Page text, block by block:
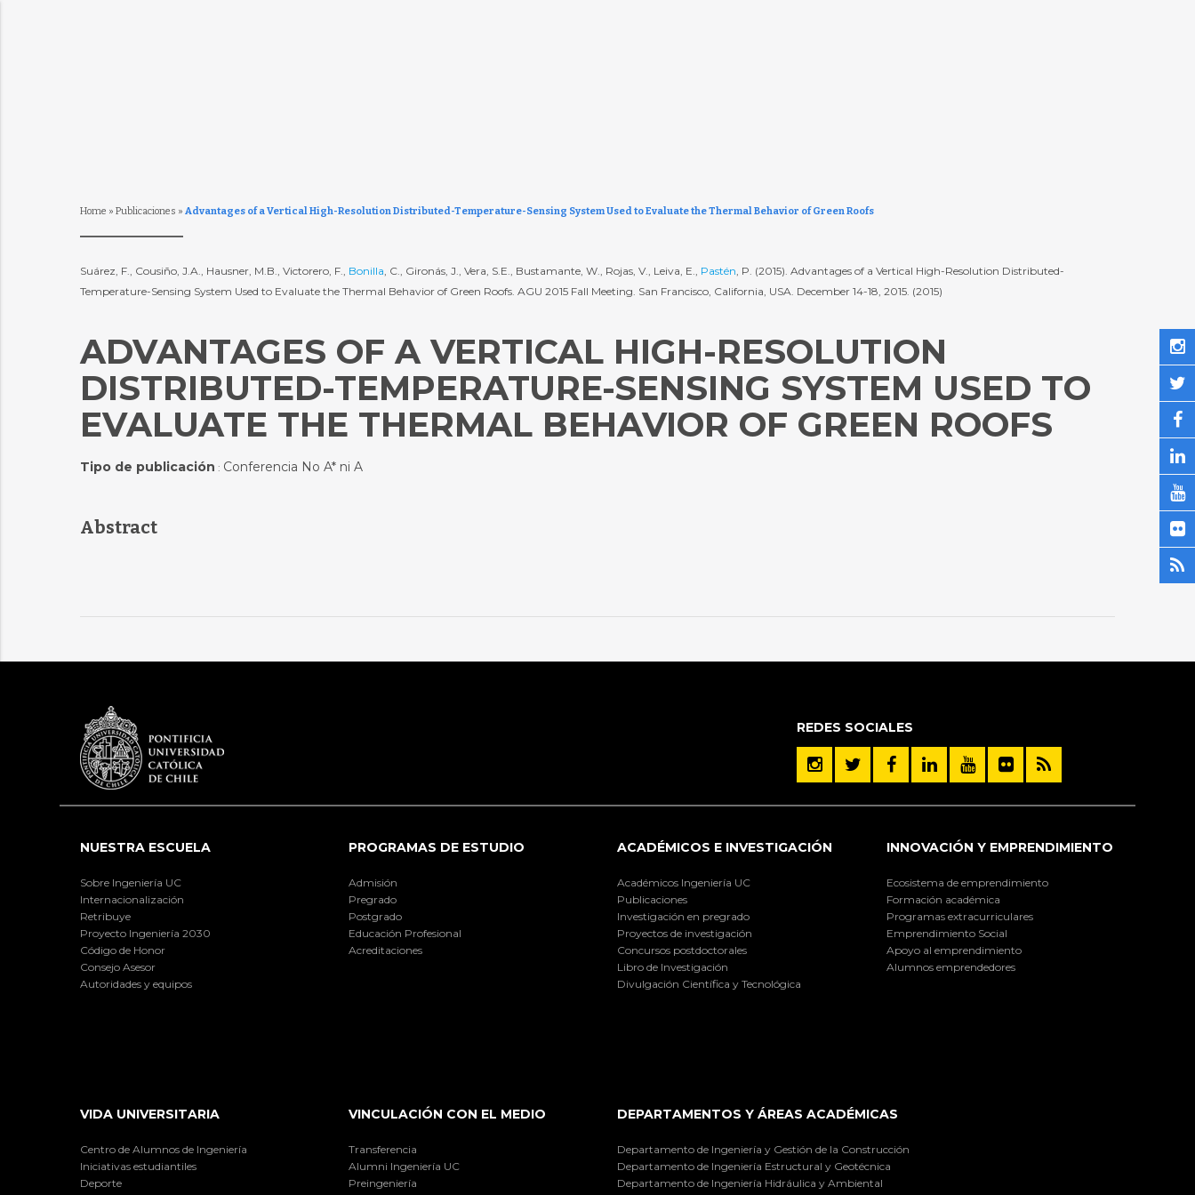
Home » Publicaciones » Advantages of a Vertical High-Resolution Distributed-Temperature-Sensing System Used to Evaluate the Thermal Behavior of Green Roofs
Suárez, F., Cousiño, J.A., Hausner, M.B., Victorero, F., Bonilla, C., Gironás, J., Vera, S.E., Bustamante, W., Rojas, V., Leiva, E., Pastén, P. (2015). Advantages of a Vertical High-Resolution Distributed-
Temperature-Sensing System Used to Evaluate the Thermal Behavior of Green Roofs. AGU 2015 Fall Meeting. San Francisco, California, USA. December 14-18, 2015. (2015)
ADVANTAGES OF A VERTICAL HIGH-RESOLUTION
DISTRIBUTED-TEMPERATURE-SENSING SYSTEM USED TO
EVALUATE THE THERMAL BEHAVIOR OF GREEN ROOFS
Tipo de publicación : Conferencia No A* ni A
Abstract
REDES SOCIALES
NUESTRA ESCUELA
Sobre Ingeniería UC
Internacionalización
Retribuye
Proyecto Ingeniería 2030
Código de Honor
Consejo Asesor
Autoridades y equipos
PROGRAMAS DE ESTUDIO
Admisión
Pregrado
Postgrado
Educación Profesional
Acreditaciones
ACADÉMICOS E INVESTIGACIÓN
Académicos Ingeniería UC
Publicaciones
Investigación en pregrado
Proyectos de investigación
Concursos postdoctorales
Libro de Investigación
Divulgación Científica y Tecnológica
INNOVACIÓN Y EMPRENDIMIENTO
Ecosistema de emprendimiento
Formación académica
Programas extracurriculares
Emprendimiento Social
Apoyo al emprendimiento
Alumnos emprendedores
VIDA UNIVERSITARIA
Centro de Alumnos de Ingeniería
Iniciativas estudiantiles
Deporte
VINCULACIÓN CON EL MEDIO
Transferencia
Alumni Ingeniería UC
Preingeniería
DEPARTAMENTOS Y ÁREAS ACADÉMICAS
Departamento de Ingeniería y Gestión de la Construcción
Departamento de Ingeniería Estructural y Geotécnica
Departamento de Ingeniería Hidráulica y Ambiental